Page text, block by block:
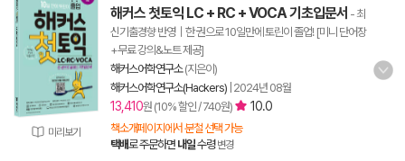
미리보기
해커스 첫토익 LC + RC + VOCA 기초입문서 - 최
신기출경향 반영｜한 권으로 10일만에 토린이 졸업! [미니 단어장
+무료 강의&노트 제공]
해커스어학연구소(지은이)
해커스어학연구소(Hackers) 2024년 08월
13,410원 (10% 할인 / 740원) 10.0
책소개페이지에서 분철 선택 가능
택배로 주문하면 내일수령 변경